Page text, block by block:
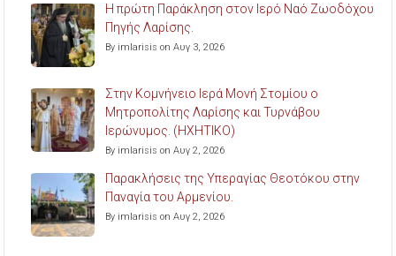
Η πρώτη Παράκληση στον Ιερό Ναό Ζωοδόχου
Πηγής Λαρίσης.
By imlarisis on Αυγ 3, 2026
Στην Κομνήνειο Ιερά Μονή Στομίου ο
Μητροπολίτης Λαρίσης και Τυρνάβου
Ιερώνυμος. (ΗΧΗΤΙΚΟ)
By imlarisis on Αυγ 2, 2026
Παρακλήσεις της Υπεραγίας Θεοτόκου στην
Παναγία του Αρμενίου.
By imlarisis on Αυγ 2, 2026